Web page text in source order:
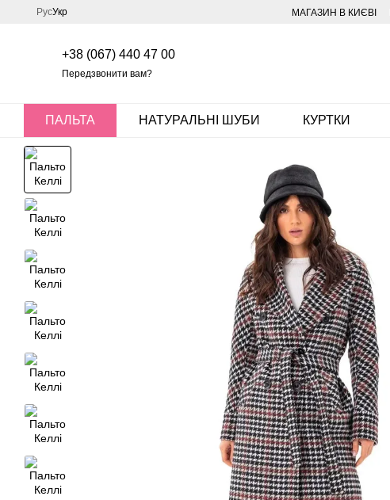
Перейти до основного контенту
РусУкр МАГАЗИН В КИЄВІ
+38 (067) 440 47 00
Передзвонити вам?
ПАЛЬТА НАТУРАЛЬНІ ШУБИ КУРТКИ